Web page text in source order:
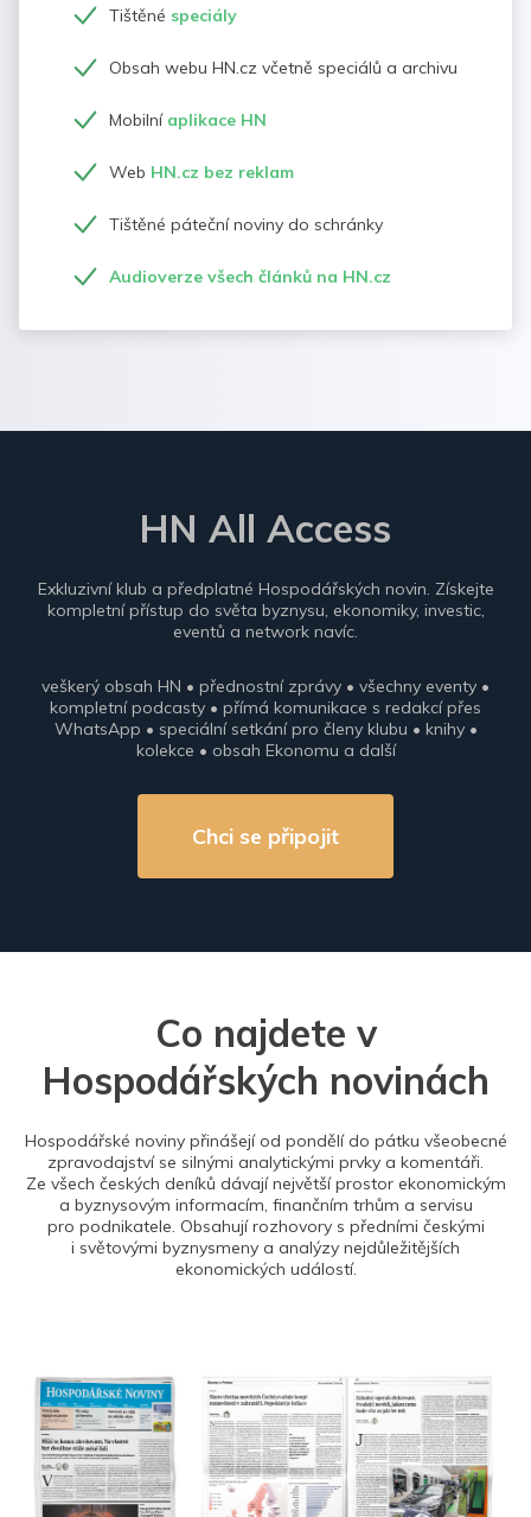
Tištěné speciály
Obsah webu HN.cz včetně speciálů a archivu
Mobilní aplikace HN
Web HN.cz bez reklam
Tištěné páteční noviny do schránky
Audioverze všech článků na HN.cz
HN All Access
Exkluzivní klub a předplatné Hospodářských novin. Získejte
kompletní přístup do světa byznysu, ekonomiky, investic,
eventů a network navíc.
veškerý obsah HN • přednostní zprávy • všechny eventy •
kompletní podcasty • přímá komunikace s redakcí přes
WhatsApp • speciální setkání pro členy klubu • knihy •
kolekce • obsah Ekonomu a další
Chci se připojit
Co najdete v
Hospodářských novinách
Hospodářské noviny přinášejí od pondělí do pátku všeobecné
zpravodajství se silnými analytickými prvky a komentáři.
Ze všech českých deníků dávají největší prostor ekonomickým
a byznysovým informacím, finančním trhům a servisu
pro podnikatele. Obsahují rozhovory s předními českými
i světovými byznysmeny a analýzy nejdůležitějších
ekonomických událostí.